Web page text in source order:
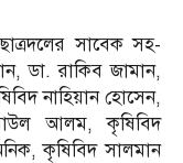
সাবেক সহ-
ডা. রাকিব জামান,
নাহিয়ান হোসেন,
আলম, কৃষিবিদ
কৃষিবিদ সালমান